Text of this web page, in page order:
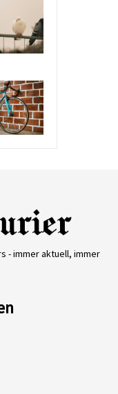
- immer aktuell, immer